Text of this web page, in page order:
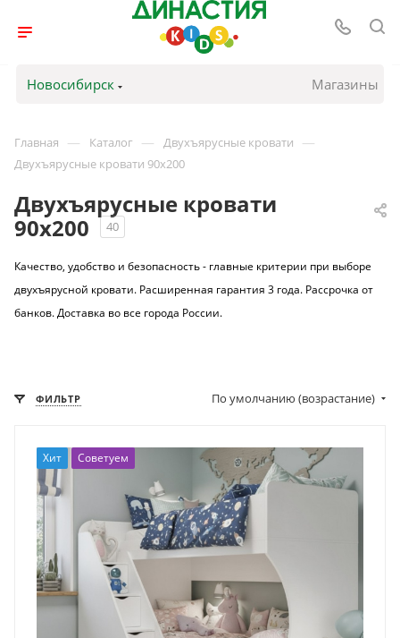
Новосибирск Магазины
Главная — Каталог — Двухъярусные кровати —
Двухъярусные кровати 90х200
Двухъярусные кровати
90х200
40
Качество, удобство и безопасность - главные критерии при выборе
двухъярусной кровати. Расширенная гарантия 3 года. Рассрочка от
банков. Доставка во все города России.
ФИЛЬТР По умолчанию (возрастание)
Хит Советуем